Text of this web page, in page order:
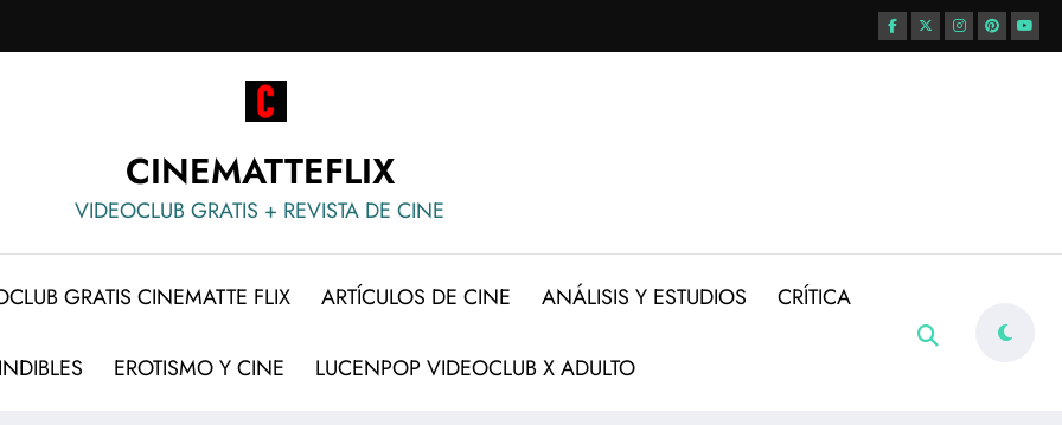
CINEMATTEFLIX
VIDEOCLUB GRATIS + REVISTA DE CINE
GRATIS CINEMATTE FLIX ARTÍCULOS DE CINE ANÁLISIS Y ESTUDIOS CRÍTICA
EROTISMO Y CINE LUCENPOP VIDEOCLUB X ADULTO